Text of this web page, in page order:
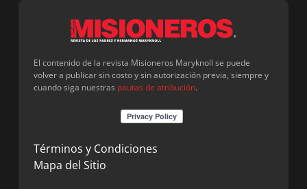
El contenido de la revista Misioneros Maryknoll se puede
volver a publicar sin costo y sin autorización previa, siempre y
cuando siga nuestras pautas de atribución.
Términos y Condiciones
Mapa del Sitio